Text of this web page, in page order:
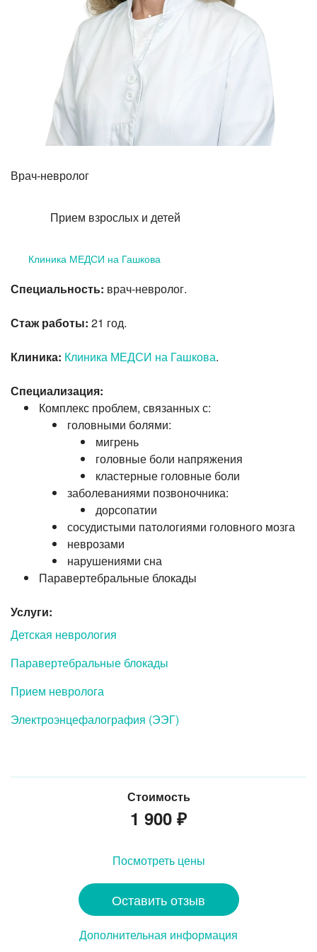
Лазерная коррекция зрения
Врач-невролог
Прием взрослых и детей
Клиника МЕДСИ на Гашкова
Специальность: врач-невролог.
Стаж работы: 21 год.
Клиника: Клиника МЕДСИ на Гашкова.
Специализация:
Комплекс проблем, связанных с:
головными болями:
мигрень
головные боли напряжения
кластерные головные боли
заболеваниями позвоночника:
дорсопатии
сосудистыми патологиями головного мозга
неврозами
нарушениями сна
Паравертебральные блокады
Услуги:
Детская неврология
Паравертебральные блокады
Прием невролога
Электроэнцефалография (ЭЭГ)
Стоимость
1 900 ₽
Посмотреть цены
Оставить отзыв
Дополнительная информация